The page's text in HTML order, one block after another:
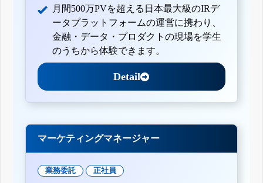
月間500万PVを超える日本最大級のIRデ
ータプラットフォームの運営に携わり、
金融・データ・プロダクトの現場を学生
のうちから体験できます。
Detail
マーケティングマネージャー
業務委託 正社員